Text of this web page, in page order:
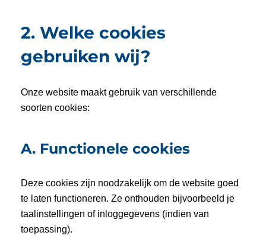
2. Welke cookies
gebruiken wij?
Onze website maakt gebruik van verschillende
soorten cookies:
A. Functionele cookies
Deze cookies zijn noodzakelijk om de website goed
te laten functioneren. Ze onthouden bijvoorbeeld je
taalinstellingen of inloggegevens (indien van
toepassing).